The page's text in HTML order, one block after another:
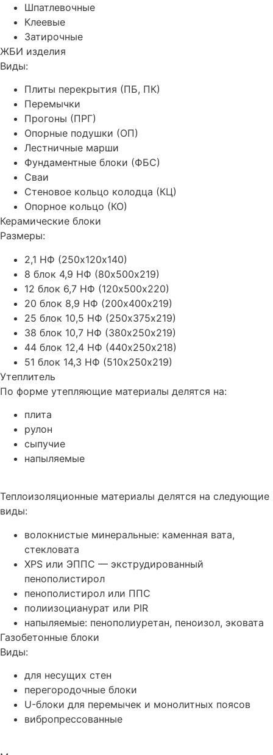
Шпатлевочные
Клеевые
Затирочные
ЖБИ изделия
Виды:
Плиты перекрытия (ПБ, ПК)
Перемычки
Прогоны (ПРГ)
Опорные подушки (ОП)
Лестничные марши
Фундаментные блоки (ФБС)
Сваи
Стеновое кольцо колодца (КЦ)
Опорное кольцо (КО)
Керамические блоки
Размеры:
2,1 НФ (250х120х140)
8 блок 4,9 НФ (80х500х219)
12 блок 6,7 НФ (120х500х220)
20 блок 8,9 НФ (200х400х219)
25 блок 10,5 НФ (250х375х219)
38 блок 10,7 НФ (380х250х219)
44 блок 12,4 НФ (440х250х218)
51 блок 14,3 НФ (510х250х219)
Утеплитель
По форме утепляющие материалы делятся на:
плита
рулон
сыпучие
напыляемые
Теплоизоляционные материалы делятся на следующие
виды:
волокнистые минеральные: каменная вата,
стекловата
XPS или ЭППС — экструдированный
пенополистирол
пенополистирол или ППС
полиизоцианурат или PIR
напыляемые: пенополиуретан, пеноизол, эковата
Газобетонные блоки
Виды:
для несущих стен
перегородочные блоки
U-блоки для перемычек и монолитных поясов
вибропрессованные